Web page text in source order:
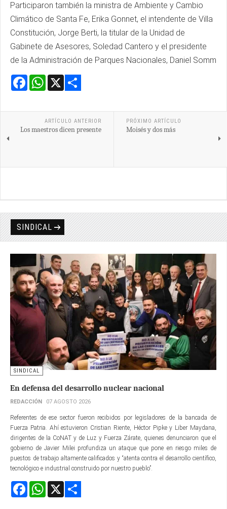
Participaron también la ministra de Ambiente y Cambio
Climático de Santa Fe, Erika Gonnet, el intendente de Villa
Constitución, Jorge Berti, la titular de la Unidad de
Gabinete de Asesores, Soledad Cantero y el presidente
de la Administración de Parques Nacionales, Daniel Somm
Facebook
WhatsApp
ARTÍCULO ANTERIOR
Los maestros dicen presente
PRÓXIMO ARTÍCULO
Moisés y dos más
SINDICAL
SINDICAL
En defensa del desarrollo nuclear nacional
REDACCIÓN 07 AGOSTO 2026
Referentes de ese sector fueron recibidos por legisladores de la bancada de
Fuerza Patria. Ahí estuvieron Cristian Riente, Héctor Pipke y Liber Maydana,
dirigentes de la CoNAT y de Luz y Fuerza Zárate, quienes denunciaron que el
gobierno de Javier Milei profundiza un ataque que pone en riesgo miles de
puestos de trabajo altamente calificados y “atenta contra el desarrollo científico,
tecnológico e industrial construido por nuestro pueblo”.
FacebookWhatsApp